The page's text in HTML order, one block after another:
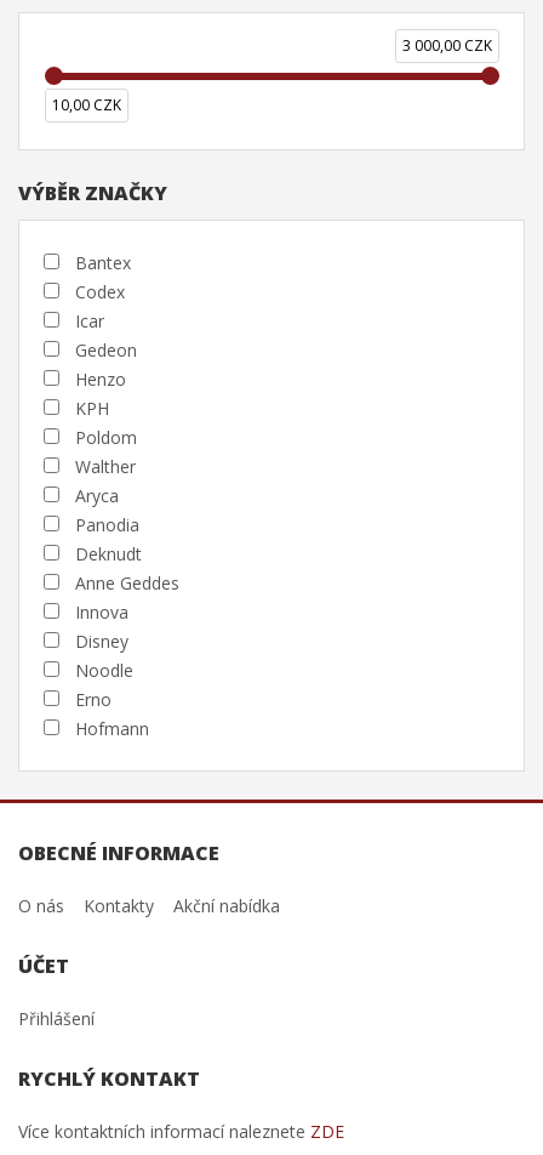
10,00 CZK
3 000,00 CZK
VÝBĚR ZNAČKY
Bantex
Codex
Icar
Gedeon
Henzo
KPH
Poldom
Walther
Aryca
Panodia
Deknudt
Anne Geddes
Innova
Disney
Noodle
Erno
Hofmann
OBECNÉ INFORMACE
O nás Kontakty Akční nabídka
ÚČET
Přihlášení
RYCHLÝ KONTAKT
Více kontaktních informací naleznete ZDE